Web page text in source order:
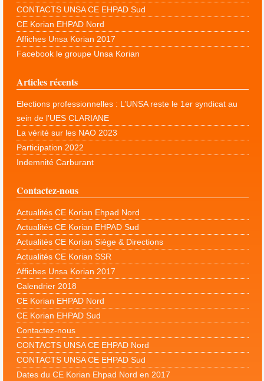
CONTACTS UNSA CE EHPAD Sud
CE Korian EHPAD Nord
Affiches Unsa Korian 2017
Facebook le groupe Unsa Korian
Articles récents
Elections professionnelles : L’UNSA reste le 1er syndicat au
sein de l’UES CLARIANE
La vérité sur les NAO 2023
Participation 2022
Indemnité Carburant
Contactez-nous
Actualités CE Korian Ehpad Nord
Actualités CE Korian EHPAD Sud
Actualités CE Korian Siège & Directions
Actualités CE Korian SSR
Affiches Unsa Korian 2017
Calendrier 2018
CE Korian EHPAD Nord
CE Korian EHPAD Sud
Contactez-nous
CONTACTS UNSA CE EHPAD Nord
CONTACTS UNSA CE EHPAD Sud
Dates du CE Korian Ehpad Nord en 2017